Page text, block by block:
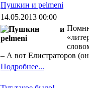
Пушкин и pelmeni
14.05.2013 00:00
– А вот Елистраторов
Подробнее...